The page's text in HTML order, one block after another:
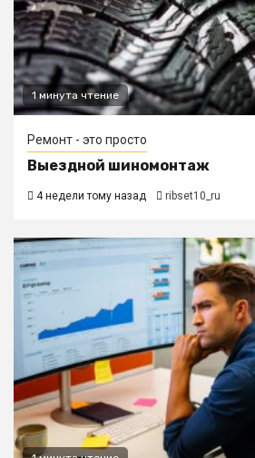
1 минута чтение
Ремонт - это просто
Выездной шиномонтаж
4 недели тому назад ribset10_ru